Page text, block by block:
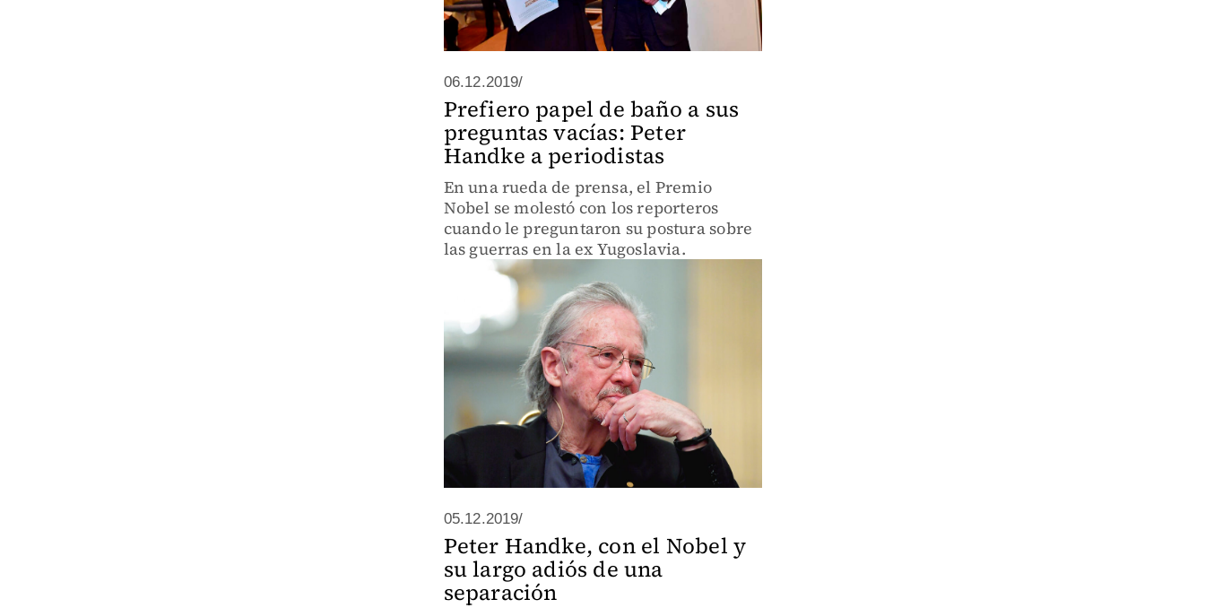
06.12.2019/
Prefiero papel de baño a sus
preguntas vacías: Peter
Handke a periodistas
En una rueda de prensa, el Premio
Nobel se molestó con los reporteros
cuando le preguntaron su postura sobre
las guerras en la ex Yugoslavia.
05.12.2019/
Peter Handke, con el Nobel y
su largo adiós de una
separación